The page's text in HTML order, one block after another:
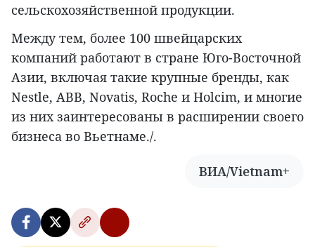
сельскохозяйственной продукции.
Между тем, более 100 швейцарских
компаний работают в стране Юго-Восточной
Азии, включая такие крупные бренды, как
Nestle, ABB, Novatis, Roche и Holcim, и многие
из них заинтересованы в расширении своего
бизнеса во Вьетнаме./.
ВИА/Vietnam+